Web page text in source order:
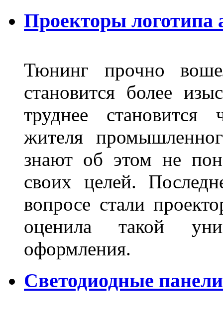
Проекторы логотипа
Тюнинг прочно
становится более
труднее становится
жителя
знают об этом не
своих целей.
вопросе стали
оценила такой
оформления.
Светодиодные